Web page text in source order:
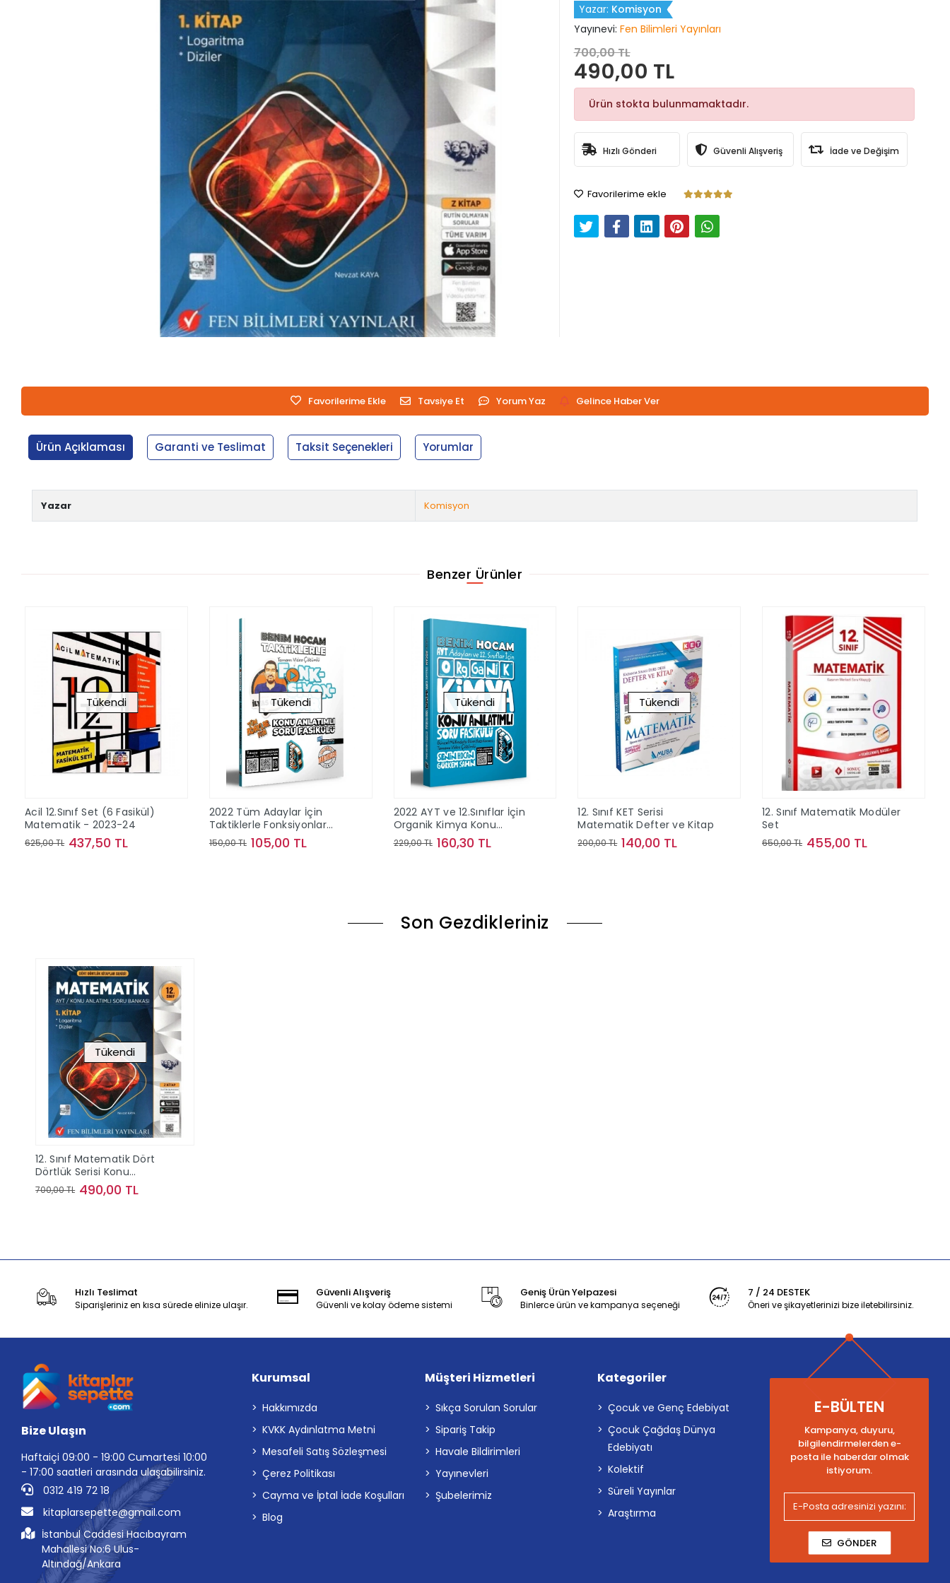
Yazar: Komisyon
Yayınevi: Fen Bilimleri Yayınları
700,00 TL
490,00 TL
Ürün stokta bulunmamaktadır.
Hızlı Gönderi Güvenli Alışveriş İade ve Değişim
Favorilerime ekle
Favorilerime Ekle Tavsiye Et Yorum Yaz Gelince Haber Ver
Ürün Açıklaması Garanti ve Teslimat Taksit Seçenekleri Yorumlar
Yazar Komisyon
Benzer Ürünler
Tükendi
Acil 12.Sınıf Set (6 Fasikül)
Matematik - 2023-24
625,00 TL 437,50 TL
Tükendi
2022 Tüm Adaylar İçin
Taktiklerle Fonksiyonlar
Konu Anlatımlı Soru Fasikülü
150,00 TL 105,00 TL
Tükendi
2022 AYT ve 12.Sınıflar İçin
Organik Kimya Konu
Anlatımlı Soru Fasikülü
229,00 TL 160,30 TL
Tükendi
12. Sınıf KET Serisi
Matematik Defter ve Kitap
200,00 TL 140,00 TL
12. Sınıf Matematik Modüler
Set
650,00 TL 455,00 TL
Son Gezdikleriniz
Tükendi
12. Sınıf Matematik Dört
Dörtlük Serisi Konu
Anlatımlı Soru Bankası Seti
700,00 TL 490,00 TL
Hızlı Teslimat
Siparişleriniz en kısa sürede elinize ulaşır.
Güvenli Alışveriş
Güvenli ve kolay ödeme sistemi
Geniş Ürün Yelpazesi
Binlerce ürün ve kampanya seçeneği
7 / 24 DESTEK
Öneri ve şikayetlerinizi bize iletebilirsiniz.
Bize Ulaşın
Haftaiçi 09:00 - 19:00 Cumartesi 10:00
- 17:00 saatleri arasında ulaşabilirsiniz.
0312 419 72 18
kitaplarsepette@gmail.com
İstanbul Caddesi Hacıbayram
Mahallesi No:6 Ulus-
Altındağ/Ankara
Kurumsal
Hakkımızda
KVKK Aydınlatma Metni
Mesafeli Satış Sözleşmesi
Çerez Politikası
Cayma ve İptal İade Koşulları
Blog
Müşteri Hizmetleri
Sıkça Sorulan Sorular
Sipariş Takip
Havale Bildirimleri
Yayınevleri
Şubelerimiz
Kategoriler
Çocuk ve Genç Edebiyat
Çocuk Çağdaş Dünya
Edebiyatı
Kolektif
Süreli Yayınlar
Araştırma
E-BÜLTEN
Kampanya, duyuru,
bilgilendirmelerden e-
posta ile haberdar olmak
istiyorum.
GÖNDER